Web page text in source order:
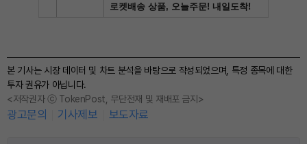
본 기사는 시장 데이터 및 차트 분석을 바탕으로 작성되었으며, 특정 종목에 대한
투자 권유가 아닙니다.
<저작권자 ⓒ TokenPost, 무단전재 및 재배포 금지>
광고문의 기사제보 보도자료